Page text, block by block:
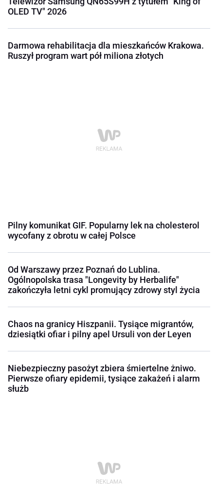
OLED TV" 2026
Darmowa rehabilitacja dla mieszkańców Krakowa.
Ruszył program wart pół miliona złotych
Pilny komunikat GIF. Popularny lek na cholesterol
wycofany z obrotu w całej Polsce
Od Warszawy przez Poznań do Lublina.
Ogólnopolska trasa "Longevity by Herbalife"
zakończyła letni cykl promujący zdrowy styl życia
Chaos na granicy Hiszpanii. Tysiące migrantów,
dziesiątki ofiar i pilny apel Ursuli von der Leyen
Niebezpieczny pasożyt zbiera śmiertelne żniwo.
Pierwsze ofiary epidemii, tysiące zakażeń i alarm
służb